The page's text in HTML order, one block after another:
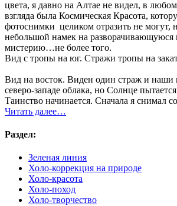
цвета, я давно на Алтае не видел, в
взгляда была Космическая Красота,
фотоснимки целиком отразить не могут,
небольшой намек на разворачивающуюся
мистерию…не более того.
Вид с тропы на юг. Стражи тропы на
Вид на восток. Виден один страж и наши
северо-западе облака, но Солнце
Таинство начинается. Сначала я снимал
Читать далее…
Раздел:
Зеленая линия
Холо-коррекция на природе
Холо-красота
Холо-поход
Холо-творчество